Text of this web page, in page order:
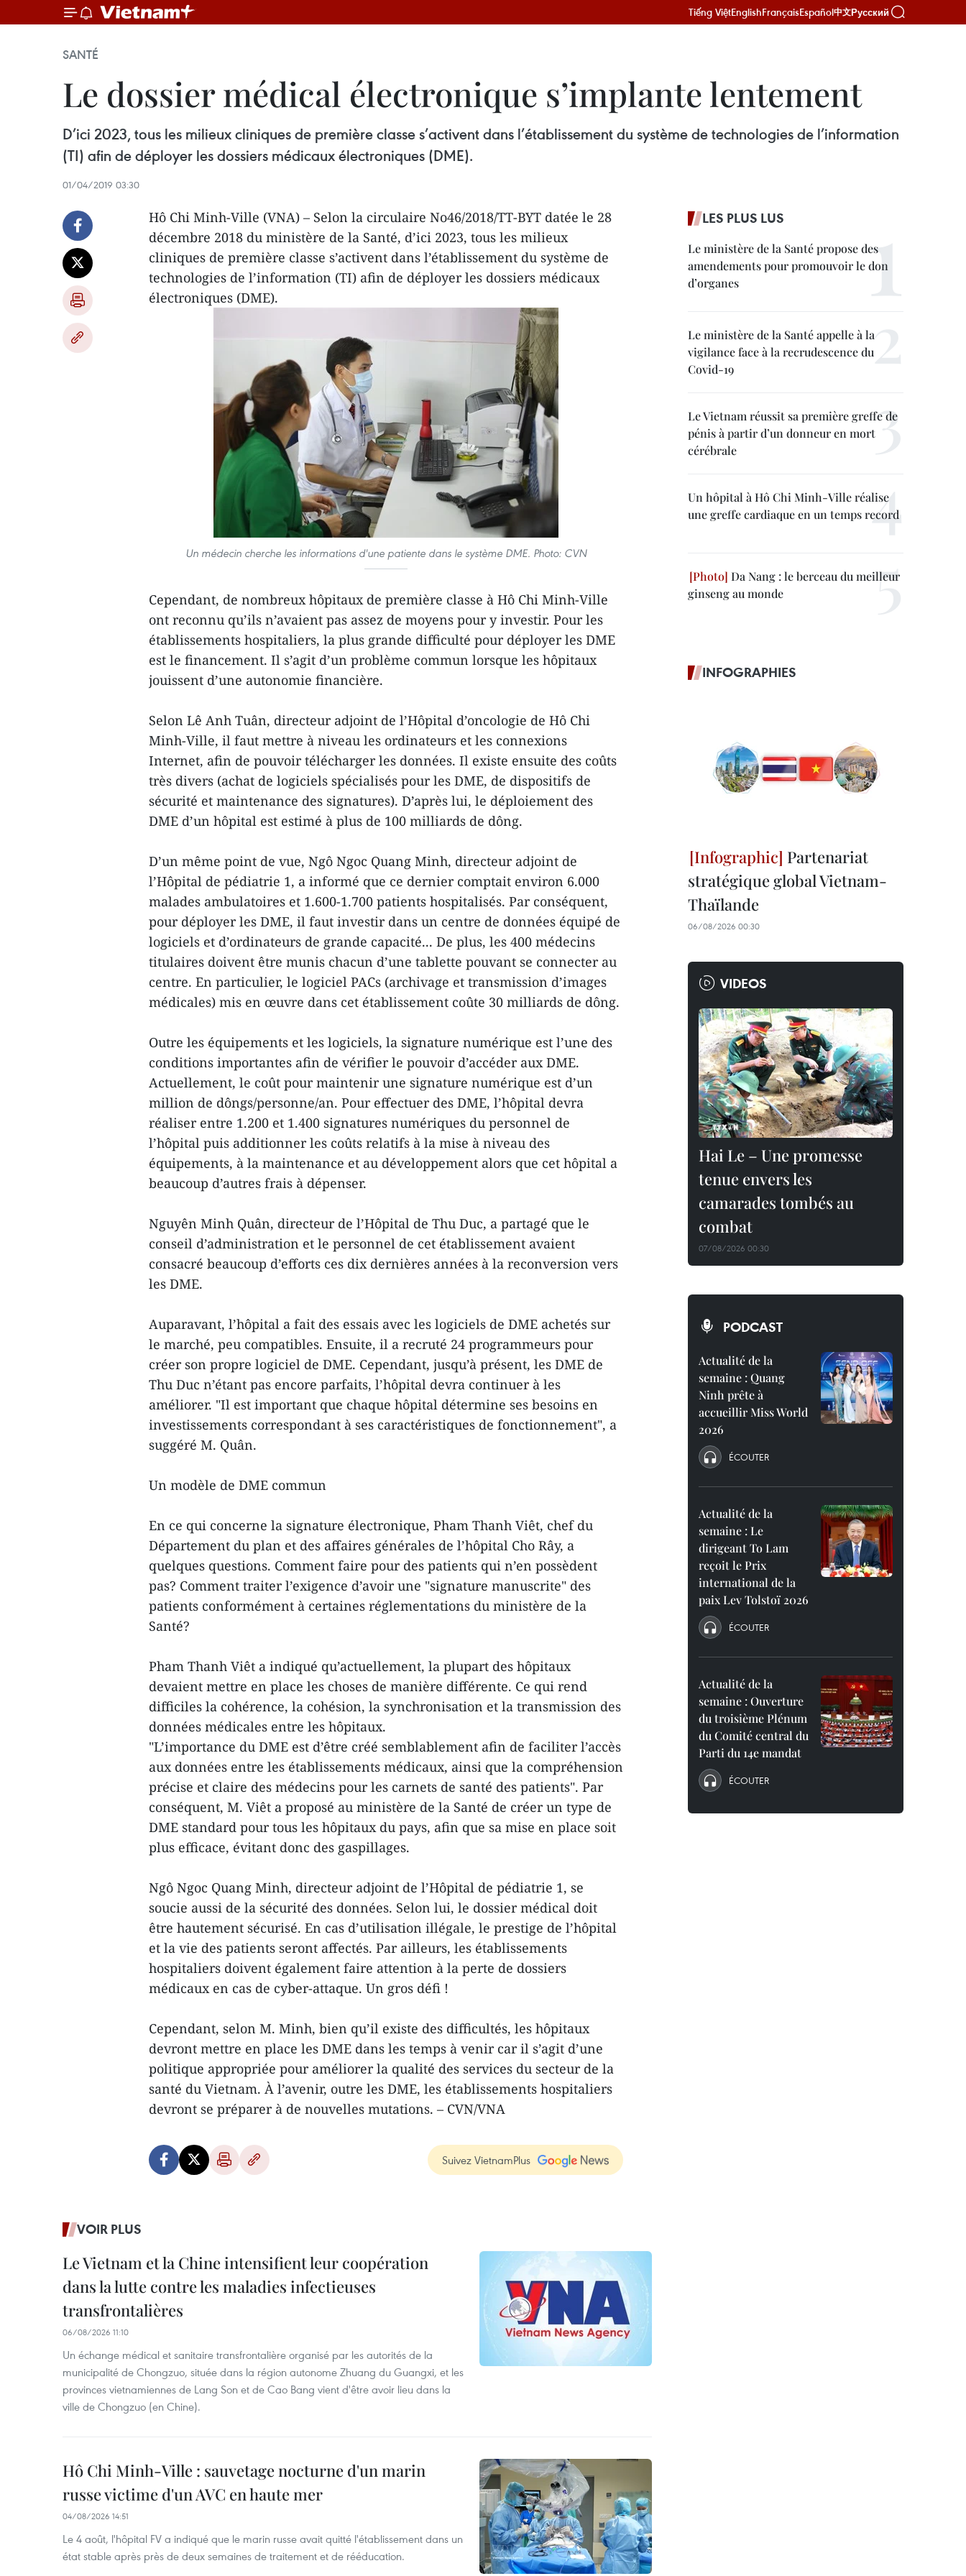
Tiếng ViệtEnglishFrançaisEspañol中文Русский
SANTÉ
Le dossier médical électronique s’implante lentement
D’ici 2023, tous les milieux cliniques de première classe s’activent dans l’établissement du système de technologies de l’information
(TI) afin de déployer les dossiers médicaux électroniques (DME).
01/04/2019 03:30
Hô Chi Minh-Ville (VNA) – Selon la circulaire No46/2018/TT-BYT datée le 28
décembre 2018 du ministère de la Santé, d’ici 2023, tous les milieux
cliniques de première classe s’activent dans l’établissement du système de
technologies de l’information (TI) afin de déployer les dossiers médicaux
électroniques (DME).
Un médecin cherche les informations d'une patiente dans le système DME. Photo: CVN
Cependant, de nombreux hôpitaux de première classe à Hô Chi Minh-Ville
ont reconnu qu’ils n’avaient pas assez de moyens pour y investir. Pour les
établissements hospitaliers, la plus grande difficulté pour déployer les DME
est le financement. Il s’agit d’un problème commun lorsque les hôpitaux
jouissent d’une autonomie financière.
Selon Lê Anh Tuân, directeur adjoint de l’Hôpital d’oncologie de Hô Chi
Minh-Ville, il faut mettre à niveau les ordinateurs et les connexions
Internet, afin de pouvoir télécharger les données. Il existe ensuite des coûts
très divers (achat de logiciels spécialisés pour les DME, de dispositifs de
sécurité et maintenance des signatures). D’après lui, le déploiement des
DME d’un hôpital est estimé à plus de 100 milliards de dông.
D’un même point de vue, Ngô Ngoc Quang Minh, directeur adjoint de
l’Hôpital de pédiatrie 1, a informé que ce dernier comptait environ 6.000
malades ambulatoires et 1.600-1.700 patients hospitalisés. Par conséquent,
pour déployer les DME, il faut investir dans un centre de données équipé de
logiciels et d’ordinateurs de grande capacité... De plus, les 400 médecins
titulaires doivent être munis chacun d’une tablette pouvant se connecter au
centre. En particulier, le logiciel PACs (archivage et transmission d’images
médicales) mis en œuvre dans cet établissement coûte 30 milliards de dông.
Outre les équipements et les logiciels, la signature numérique est l’une des
conditions importantes afin de vérifier le pouvoir d’accéder aux DME.
Actuellement, le coût pour maintenir une signature numérique est d’un
million de dôngs/personne/an. Pour effectuer des DME, l’hôpital devra
réaliser entre 1.200 et 1.400 signatures numériques du personnel de
l’hôpital puis additionner les coûts relatifs à la mise à niveau des
équipements, à la maintenance et au développement alors que cet hôpital a
beaucoup d’autres frais à dépenser.
Nguyên Minh Quân, directeur de l’Hôpital de Thu Duc, a partagé que le
conseil d’administration et le personnel de cet établissement avaient
consacré beaucoup d’efforts ces dix dernières années à la reconversion vers
les DME.
Auparavant, l’hôpital a fait des essais avec les logiciels de DME achetés sur
le marché, peu compatibles. Ensuite, il a recruté 24 programmeurs pour
créer son propre logiciel de DME. Cependant, jusqu’à présent, les DME de
Thu Duc n’étant pas encore parfaits, l’hôpital devra continuer à les
améliorer. "Il est important que chaque hôpital détermine ses besoins en
investissements correspondant à ses caractéristiques de fonctionnement", a
suggéré M. Quân.
Un modèle de DME commun
En ce qui concerne la signature électronique, Pham Thanh Viêt, chef du
Département du plan et des affaires générales de l’hôpital Cho Rây, a
quelques questions. Comment faire pour des patients qui n’en possèdent
pas? Comment traiter l’exigence d’avoir une "signature manuscrite" des
patients conformément à certaines réglementations du ministère de la
Santé?
Pham Thanh Viêt a indiqué qu’actuellement, la plupart des hôpitaux
devaient mettre en place les choses de manière différente. Ce qui rend
difficiles la cohérence, la cohésion, la synchronisation et la transmission des
données médicales entre les hôpitaux.
"L’importance du DME est d’être créé semblablement afin de faciliter l’accès
aux données entre les établissements médicaux, ainsi que la compréhension
précise et claire des médecins pour les carnets de santé des patients". Par
conséquent, M. Viêt a proposé au ministère de la Santé de créer un type de
DME standard pour tous les hôpitaux du pays, afin que sa mise en place soit
plus efficace, évitant donc des gaspillages.
Ngô Ngoc Quang Minh, directeur adjoint de l’Hôpital de pédiatrie 1, se
soucie aussi de la sécurité des données. Selon lui, le dossier médical doit
être hautement sécurisé. En cas d’utilisation illégale, le prestige de l’hôpital
et la vie des patients seront affectés. Par ailleurs, les établissements
hospitaliers doivent également faire attention à la perte de dossiers
médicaux en cas de cyber-attaque. Un gros défi !
Cependant, selon M. Minh, bien qu’il existe des difficultés, les hôpitaux
devront mettre en place les DME dans les temps à venir car il s’agit d’une
politique appropriée pour améliorer la qualité des services du secteur de la
santé du Vietnam. À l’avenir, outre les DME, les établissements hospitaliers
devront se préparer à de nouvelles mutations. – CVN/VNA
Suivez VietnamPlus
VOIR PLUS
Le Vietnam et la Chine intensifient leur coopération
dans la lutte contre les maladies infectieuses
transfrontalières
06/08/2026 11:10
Un échange médical et sanitaire transfrontalière organisé par les autorités de la
municipalité de Chongzuo, située dans la région autonome Zhuang du Guangxi, et les
provinces vietnamiennes de Lang Son et de Cao Bang vient d'être avoir lieu dans la
ville de Chongzuo (en Chine).
Hô Chi Minh-Ville : sauvetage nocturne d'un marin
russe victime d'un AVC en haute mer
04/08/2026 14:51
Le 4 août, l'hôpital FV a indiqué que le marin russe avait quitté l'établissement dans un
état stable après près de deux semaines de traitement et de rééducation.
LES PLUS LUS
Le ministère de la Santé propose des
amendements pour promouvoir le don
d’organes
Le ministère de la Santé appelle à la
vigilance face à la recrudescence du
Covid-19
Le Vietnam réussit sa première greffe de
pénis à partir d’un donneur en mort
cérébrale
Un hôpital à Hô Chi Minh-Ville réalise
une greffe cardiaque en un temps record
Da Nang : le berceau du meilleur
ginseng au monde
INFOGRAPHIES
Partenariat
stratégique global Vietnam-
Thaïlande
06/08/2026 00:30
VIDEOS
Hai Le – Une promesse
tenue envers les
camarades tombés au
combat
07/08/2026 00:30
PODCAST
Actualité de la
semaine : Quang
Ninh prête à
accueillir Miss World
2026
ÉCOUTER
Actualité de la
semaine : Le
dirigeant To Lam
reçoit le Prix
international de la
paix Lev Tolstoï 2026
ÉCOUTER
Actualité de la
semaine : Ouverture
du troisième Plénum
du Comité central du
Parti du 14e mandat
ÉCOUTER